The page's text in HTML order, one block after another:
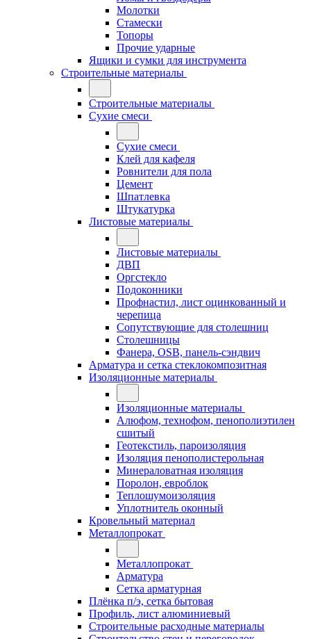
Молотки
Стамески
Топоры
Прочие ударные
Ящики и сумки для инструмента
Строительные материалы
Строительные материалы
Сухие смеси
Сухие смеси
Клей для кафеля
Ровнители для пола
Цемент
Шпатлевка
Штукатурка
Листовые материалы
Листовые материалы
ДВП
Оргстекло
Подоконники
Профнастил, лист оцинкованный и
черепица
Сопутствующие для столешниц
Столешницы
Фанера, OSB, панель-сэндвич
Арматура и сетка стеклокомпозитная
Изоляционные материалы
Изоляционные материалы
Алюфом, технофом, пенополиэтилен
сшитый
Геотекстиль, пароизоляция
Изоляция пенополистерольная
Минераловатная изоляция
Поролон, евроблок
Теплошумоизоляция
Уплотнитель оконный
Кровельный материал
Металлопрокат
Металлопрокат
Арматура
Сетка арматурная
Плёнка п/э, сетка бытовая
Профиль, лист алюминиевый
Строительные расходные материалы